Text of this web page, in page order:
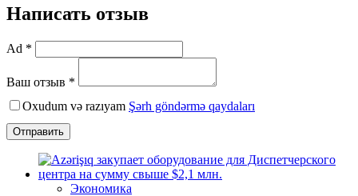
Написать отзыв
Ad *
Ваш отзыв *
Oxudum və razıyam Şərh göndərmə qaydaları
Отправить
Экономика